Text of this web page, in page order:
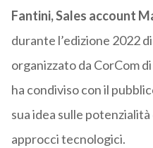
Fantini, Sales account
durante l’edizione 2022 di
organizzato da CorCom
ha condiviso con il
sua idea sulle
approcci tecnologici.